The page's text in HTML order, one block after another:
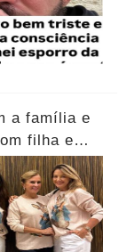
a família e
filha e